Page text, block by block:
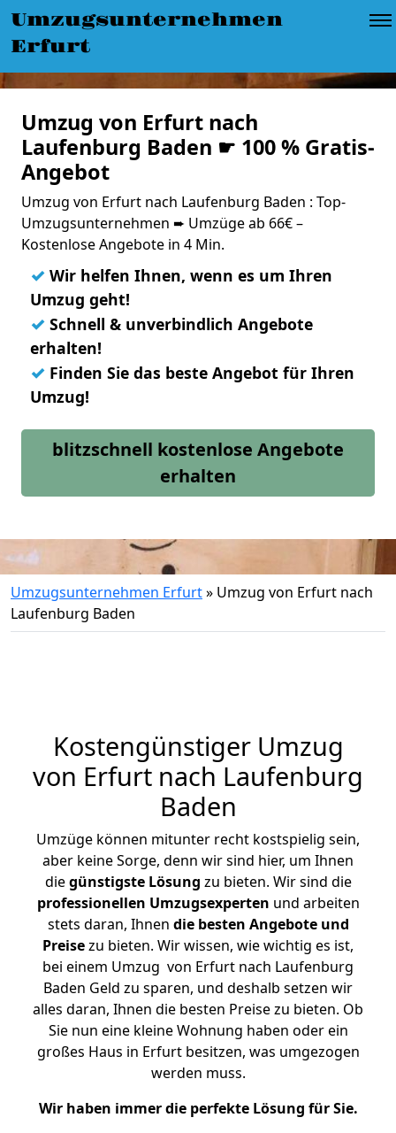
Umzugsunternehmen
Erfurt
Umzug von Erfurt nach
Laufenburg Baden ☛ 100 % Gratis-
Angebot
Umzug von Erfurt nach Laufenburg Baden : Top-
Umzugsunternehmen ➨ Umzüge ab 66€ –
Kostenlose Angebote in 4 Min.
✓ Wir helfen Ihnen, wenn es um Ihren
Umzug geht!
✓ Schnell & unverbindlich Angebote
erhalten!
✓ Finden Sie das beste Angebot für Ihren
Umzug!
blitzschnell kostenlose Angebote
erhalten
Umzugsunternehmen Erfurt» Umzug von Erfurt nach
Laufenburg Baden
Kostengünstiger Umzug
von Erfurt nach Laufenburg
Baden
Umzüge können mitunter recht kostspielig sein,
aber keine Sorge, denn wir sind hier, um Ihnen
diegünstigste Lösung zu bieten. Wir sind die
professionellen Umzugsexperten und arbeiten
stets daran, Ihnen die besten Angebote und
Preisezu bieten. Wir wissen, wie wichtig es ist,
bei einem Umzug von Erfurt nach Laufenburg
Baden Geld zu sparen, und deshalb setzen wir
alles daran, Ihnen die besten Preise zu bieten. Ob
Sie nun eine kleine Wohnung haben oder ein
großes Haus in Erfurt besitzen, was umgezogen
werden muss.
Wir haben immer die perfekte Lösung für Sie.